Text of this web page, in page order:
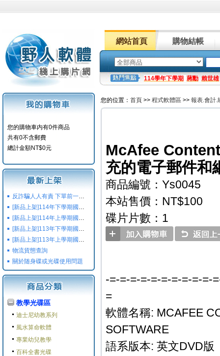
網站首頁 購物結帳
114學年下學期 蔣勳 賴世雄
您的購物車内有0件商品
共有0不含郵費
總計金額NT$0元
反詐騙人人有責 下單前一定要注意
[新品上架]114年下學期國小國中高中命題光碟,校用卷,習作
[新品上架]114年上學期國小國中高中命題光碟,校用卷,習作
[新品上架]113年下學期國小國中高中命題光碟,校用卷,習作
[新品上架]113年上學期國小國中高中命題光碟,校用卷,習作
物流貨態查詢
關於随身碟或光碟使用問題
教學光碟區
迪士尼幼教系列
風水算命軟體
專業幼兒教學
百科全書光碟
您的位置： 首頁 >> 程式軟體區 >> 報表.會計.
McAfee
充的電子郵件和
商品編號：Ys0045
本站售價：NT$100
碟片片數：1
-=-=-=-=-=-=-=-=-=-=-
=
軟體名稱: MCAFEE
SOFTWARE
語系版本: 英文DVD版